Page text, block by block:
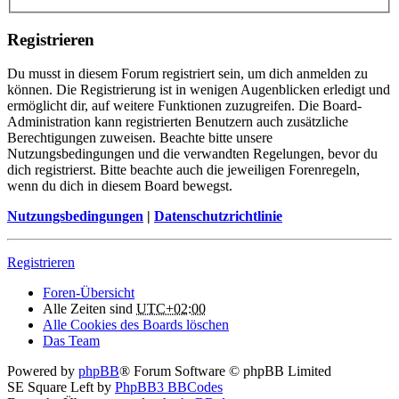
Registrieren
Du musst in diesem Forum registriert sein, um dich anmelden zu
können. Die Registrierung ist in wenigen Augenblicken erledigt und
ermöglicht dir, auf weitere Funktionen zuzugreifen. Die Board-
Administration kann registrierten Benutzern auch zusätzliche
Berechtigungen zuweisen. Beachte bitte unsere
Nutzungsbedingungen und die verwandten Regelungen, bevor du
dich registrierst. Bitte beachte auch die jeweiligen Forenregeln,
wenn du dich in diesem Board bewegst.
Nutzungsbedingungen | Datenschutzrichtlinie
Registrieren
Foren-Übersicht
Alle Zeiten sind UTC+02:00
Alle Cookies des Boards löschen
Das Team
Powered by phpBB® Forum Software © phpBB Limited
SE Square Left by PhpBB3 BBCodes